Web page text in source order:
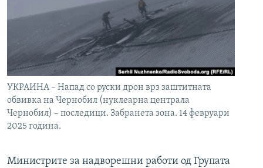
УКРАИНА – Напад со руски дрон врз заштитната
обвивка на Чернобил (нуклеарна централа
Чернобил) – последици. Забранета зона. 14 февруари
2025 година.
Министрите за надворешни работи од Групата